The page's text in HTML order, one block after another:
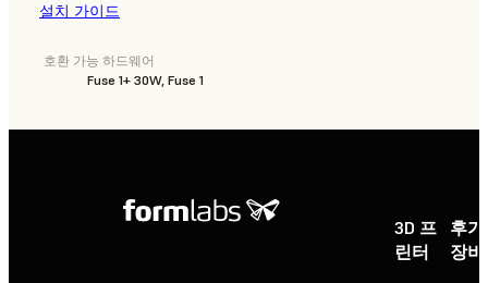
설치 가이드
호환 가능 하드웨어
Fuse 1+ 30W, Fuse 1
3D 프
린터
후
장비